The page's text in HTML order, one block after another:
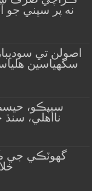
نه پر سڀني جو
سگهياسين
سيپڪو،
نااهلي، سنڌ جا127 ارب رپيا
گهوٽڪي جي